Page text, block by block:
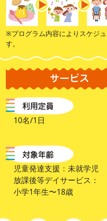
※プログラム内容によりスケジ
す。
10名/1日
児童発達支援：未就学児
放課後等デイサービス：
小学1年生〜18歳